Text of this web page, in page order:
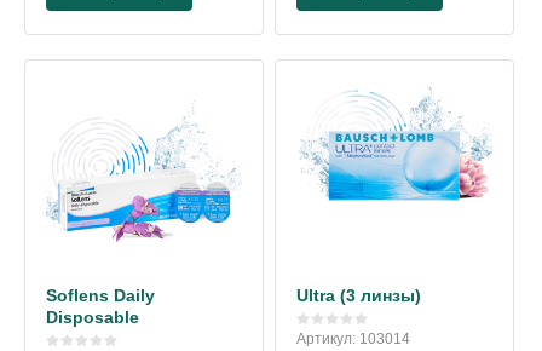
Soflens Daily
Disposable
Ultra (3 линзы)
Артикул:103014